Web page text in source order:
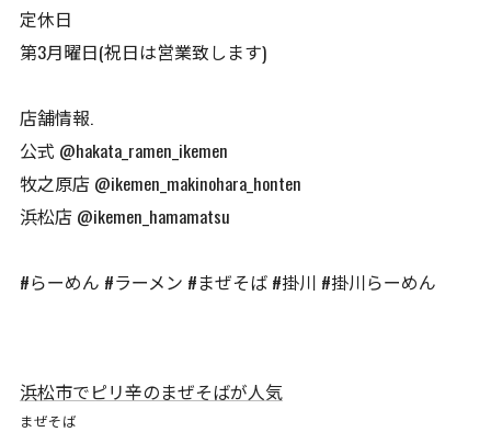
定休日
第3月曜日(祝日は営業致します)
店舗情報.
公式 @hakata_ramen_ikemen
牧之原店 @ikemen_makinohara_honten
浜松店 @ikemen_hamamatsu
#らーめん #ラーメン #まぜそば #掛川 #掛川らーめん
浜松市でピリ辛のまぜそばが人気
まぜそば